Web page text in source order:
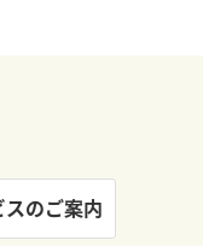
のご案内